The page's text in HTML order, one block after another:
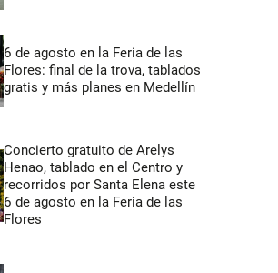
6 de agosto en la Feria de las
Flores: final de la trova, tablados
gratis y más planes en Medellín
Concierto gratuito de Arelys
Henao, tablado en el Centro y
recorridos por Santa Elena este
6 de agosto en la Feria de las
Flores